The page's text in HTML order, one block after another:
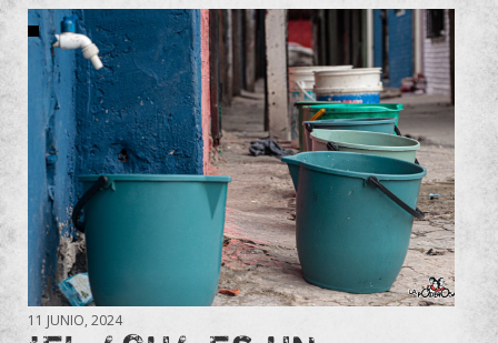
11 JUNIO, 2024